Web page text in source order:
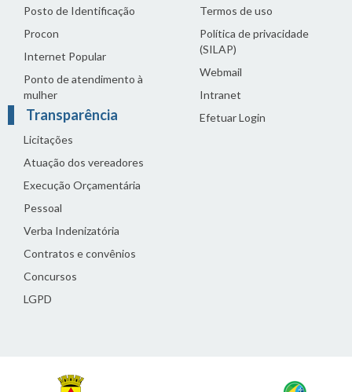
Posto de Identificação
Procon
Internet Popular
Ponto de atendimento à
mulher
Transparência
Licitações
Atuação dos vereadores
Execução Orçamentária
Pessoal
Verba Indenizatória
Contratos e convênios
Concursos
LGPD
Termos de uso
Política de privacidade
(SILAP)
Webmail
Intranet
Efetuar Login